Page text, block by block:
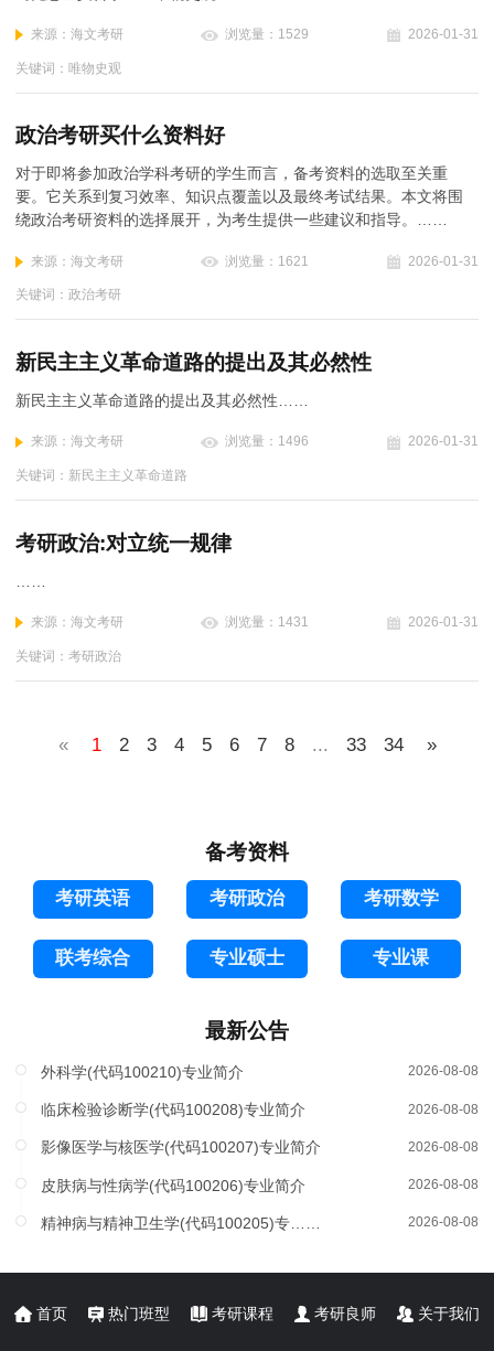
来源：海文考研 浏览量：1529 2026-01-31
关键词：唯物史观
政治考研买什么资料好
对于即将参加政治学科考研的学生而言，备考资料的选取至关重
要。它关系到复习效率、知识点覆盖以及最终考试结果。本文将围
绕政治考研资料的选择展开，为考生提供一些建议和指导。……
来源：海文考研 浏览量：1621 2026-01-31
关键词：政治考研
新民主主义革命道路的提出及其必然性
新民主主义革命道路的提出及其必然性……
来源：海文考研 浏览量：1496 2026-01-31
关键词：新民主主义革命道路
考研政治:对立统一规律
来源：海文考研 浏览量：1431 2026-01-31
关键词：考研政治
« 1 2 3 4 5 6 7 8 ... 33 34 »
备考资料
考研英语 考研政治 考研数学
联考综合 专业硕士 专业课
最新公告
外科学(代码100210)专业简介 2026-08-08
临床检验诊断学(代码100208)专业简介 2026-08-08
影像医学与核医学(代码100207)专业简介 2026-08-08
皮肤病与性病学(代码100206)专业简介 2026-08-08
精神病与精神卫生学(代码100205)专…… 2026-08-08
首页 热门班型 考研课程 考研良师 关于我们